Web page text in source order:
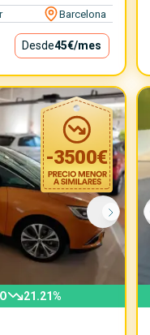
Barcelona
Desde45€/mes
-3500€
21.21%